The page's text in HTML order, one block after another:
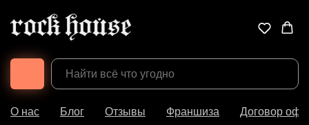
О нас Блог Отзывы Франшиза Договор